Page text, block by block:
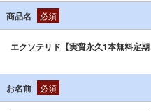
商品名 必須
エクソテリド【実質永久1本無料定
お名前 必須